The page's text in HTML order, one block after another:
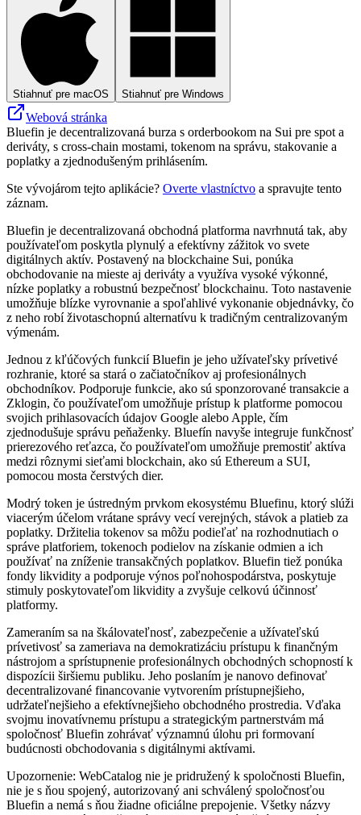
Stiahnuť pre macOS Stiahnuť pre Windows
Webová stránka
Bluefin je decentralizovaná burza s orderbookom na Sui pre spot a
deriváty, s cross‑chain mostami, tokenom na správu, stakovanie a
poplatky a zjednodušeným prihlásením.
Ste vývojárom tejto aplikácie? Overte vlastníctvo a spravujte tento
záznam.
Bluefin je decentralizovaná obchodná platforma navrhnutá tak, aby
používateľom poskytla plynulý a efektívny zážitok vo svete
digitálnych aktív. Postavený na blockchaine Sui, ponúka
obchodovanie na mieste aj deriváty a využíva vysoké výkonné,
nízke poplatky a robustnú bezpečnosť blockchainu. Toto nastavenie
umožňuje blízke vyrovnanie a spoľahlivé vykonanie objednávky, čo
z neho robí životaschopnú alternatívu k tradičným centralizovaným
výmenám.
Jednou z kľúčových funkcií Bluefin je jeho užívateľsky prívetivé
rozhranie, ktoré sa stará o začiatočníkov aj profesionálnych
obchodníkov. Podporuje funkcie, ako sú sponzorované transakcie a
Zklogin, čo používateľom umožňuje prístup k platforme pomocou
svojich prihlasovacích údajov Google alebo Apple, čím
zjednodušuje správu peňaženky. Bluefín navyše integruje funkčnosť
prierezového reťazca, čo používateľom umožňuje premostiť aktíva
medzi rôznymi sieťami blockchain, ako sú Ethereum a SUI,
pomocou mosta čerstvých dier.
Modrý token je ústredným prvkom ekosystému Bluefinu, ktorý slúži
viacerým účelom vrátane správy vecí verejných, stávok a platieb za
poplatky. Držitelia tokenov sa môžu podieľať na rozhodnutiach o
správe platforiem, tokenoch podielov na získanie odmien a ich
používať na zníženie transakčných poplatkov. Bluefin tiež ponúka
fondy likvidity a podporuje výnos poľnohospodárstva, poskytuje
stimuly poskytovateľom likvidity a zvyšuje celkovú účinnosť
platformy.
Zameraním sa na škálovateľnosť, zabezpečenie a užívateľskú
prívetivosť sa zameriava na demokratizáciu prístupu k finančným
nástrojom a sprístupnenie profesionálnych obchodných schopností k
dispozícii širšiemu publiku. Jeho poslaním je nanovo definovať
decentralizované financovanie vytvorením prístupnejšieho,
udržateľnejšieho a efektívnejšieho obchodného prostredia. Vďaka
svojmu inovatívnemu prístupu a strategickým partnerstvám má
spoločnosť Bluefin zohrávať významnú úlohu pri formovaní
budúcnosti obchodovania s digitálnymi aktívami.
Upozornenie: WebCatalog nie je pridružený k spoločnosti Bluefin,
nie je s ňou spojený, autorizovaný ani schválený spoločnosťou
Bluefin a nemá s ňou žiadne oficiálne prepojenie. Všetky názvy